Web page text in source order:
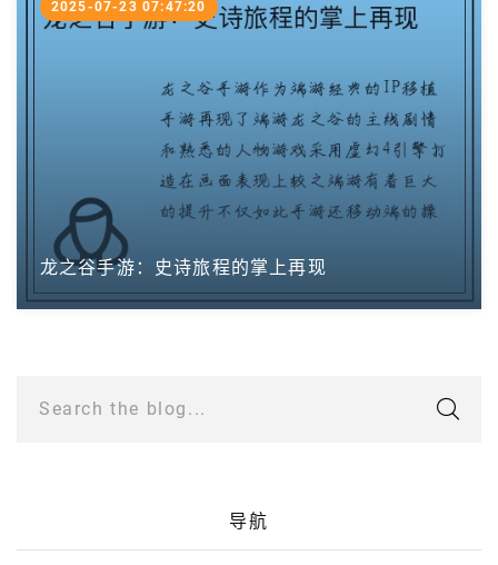
龙之谷手游：史诗旅程的掌上再现
2025-07-23 07:47:20
Search the blog...
导航